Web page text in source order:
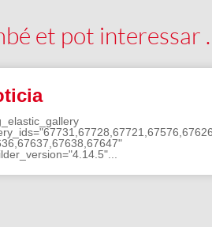
et pot interessar